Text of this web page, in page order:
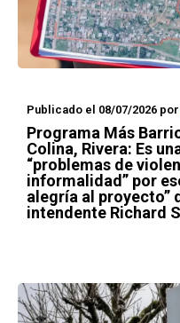
Publicado el 08/07/2026 por
Programa Más
Colina, Rivera: Es
“problemas de
informalidad” por
alegría al proyecto”
intendente Richard